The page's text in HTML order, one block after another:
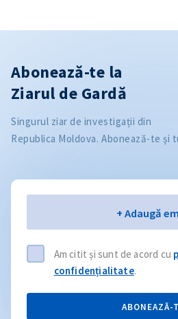
Abonează-te la
Ziarul de Gardă
Singurul ziar de investigații din
Republica Moldova. Abonează-te și
+ Adaugă
Am citit și sunt de acord cu
confidențialitate.
ABONEAZĂ-